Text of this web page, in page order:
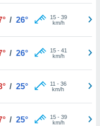
/ 26° 15- 39
km/h
/ 26° 15- 41
km/h
/ 25° 11 - 36
km/h
/ 25° 15- 39
km/h